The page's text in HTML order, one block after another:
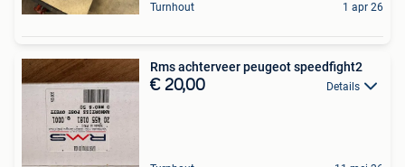
Turnhout 1 apr 26
Rms achterveer peugeot speedfight2
€ 20,00 Details